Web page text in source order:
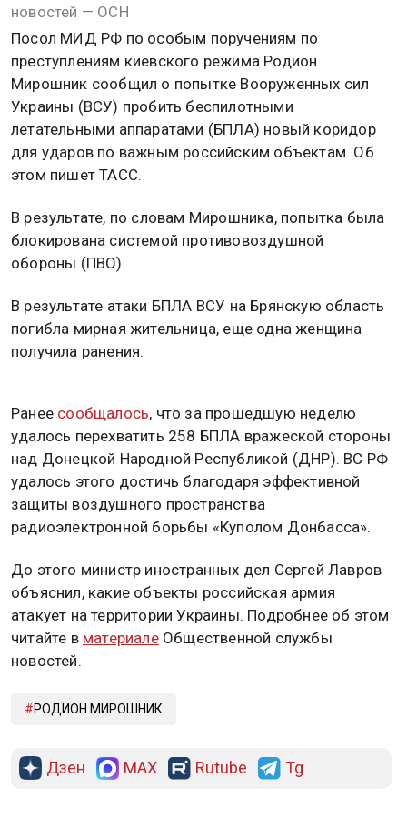
новостей — ОСН
Посол МИД РФ по особым поручениям по
преступлениям киевского режима Родион
Мирошник сообщил о попытке Вооруженных сил
Украины (ВСУ) пробить беспилотными
летательными аппаратами (БПЛА) новый коридор
для ударов по важным российским объектам. Об
этом пишет ТАСС.
В результате, по словам Мирошника, попытка была
блокирована системой противовоздушной
обороны (ПВО).
В результате атаки БПЛА ВСУ на Брянскую область
погибла мирная жительница, еще одна женщина
получила ранения.
Ранее сообщалось, что за прошедшую неделю
удалось перехватить 258 БПЛА вражеской стороны
над Донецкой Народной Республикой (ДНР). ВС РФ
удалось этого достичь благодаря эффективной
защиты воздушного пространства
радиоэлектронной борьбы «Куполом Донбасса».
До этого министр иностранных дел Сергей Лавров
объяснил, какие объекты российская армия
атакует на территории Украины. Подробнее об этом
читайте в материалеОбщественной службы
новостей.
РОДИОН МИРОШНИК
Дзен MAX Rutube Tg